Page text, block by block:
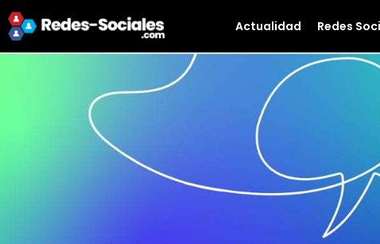
Actualidad Redes